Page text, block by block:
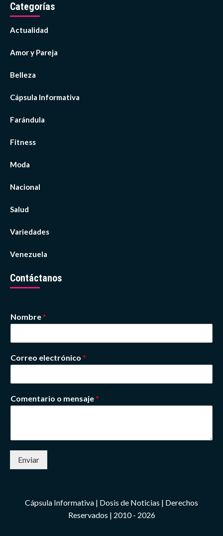
Categorías
Actualidad
Amor y Pareja
Belleza
Cápsula Informativa
Farándula
Fitness
Moda
Nacional
Salud
Variedades
Venezuela
Contáctanos
Nombre*
Correo electrónico *
Comentario o mensaje*
Enviar